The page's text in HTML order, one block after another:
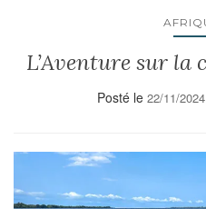
L’Aventure sur la
Posté le 22/11/2024